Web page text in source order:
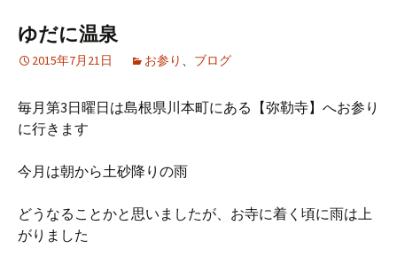
ゆだに温泉
2015年7月21日 お参り 、 ブログ
毎月第3日曜日は島根県川本町にある【弥勒寺】へお参り
に行きます
今月は朝から土砂降りの雨
どうなることかと思いましたが、お寺に着く頃に雨は上
がりました